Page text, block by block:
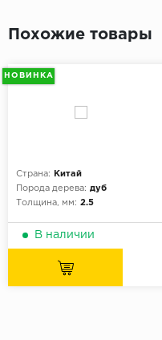
Похожие товары
НОВИНКА
Страна:
Китай
Порода дерева: дуб
Толщина, мм: 2.5
В наличии